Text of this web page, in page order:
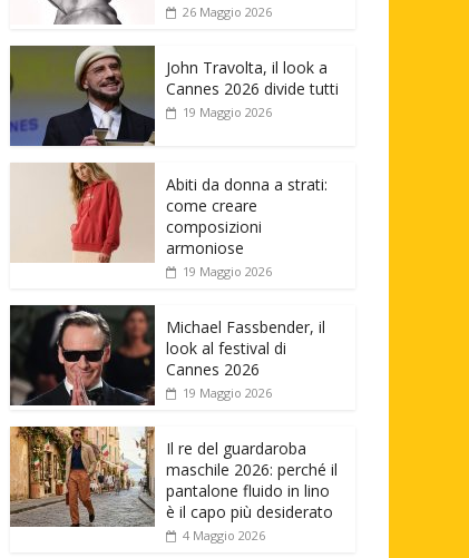
26 Maggio 2026
John Travolta, il look a
Cannes 2026 divide tutti
19 Maggio 2026
Abiti da donna a strati:
come creare
composizioni
armoniose
19 Maggio 2026
Michael Fassbender, il
look al festival di
Cannes 2026
19 Maggio 2026
Il re del guardaroba
maschile 2026: perché il
pantalone fluido in lino
è il capo più desiderato
4 Maggio 2026